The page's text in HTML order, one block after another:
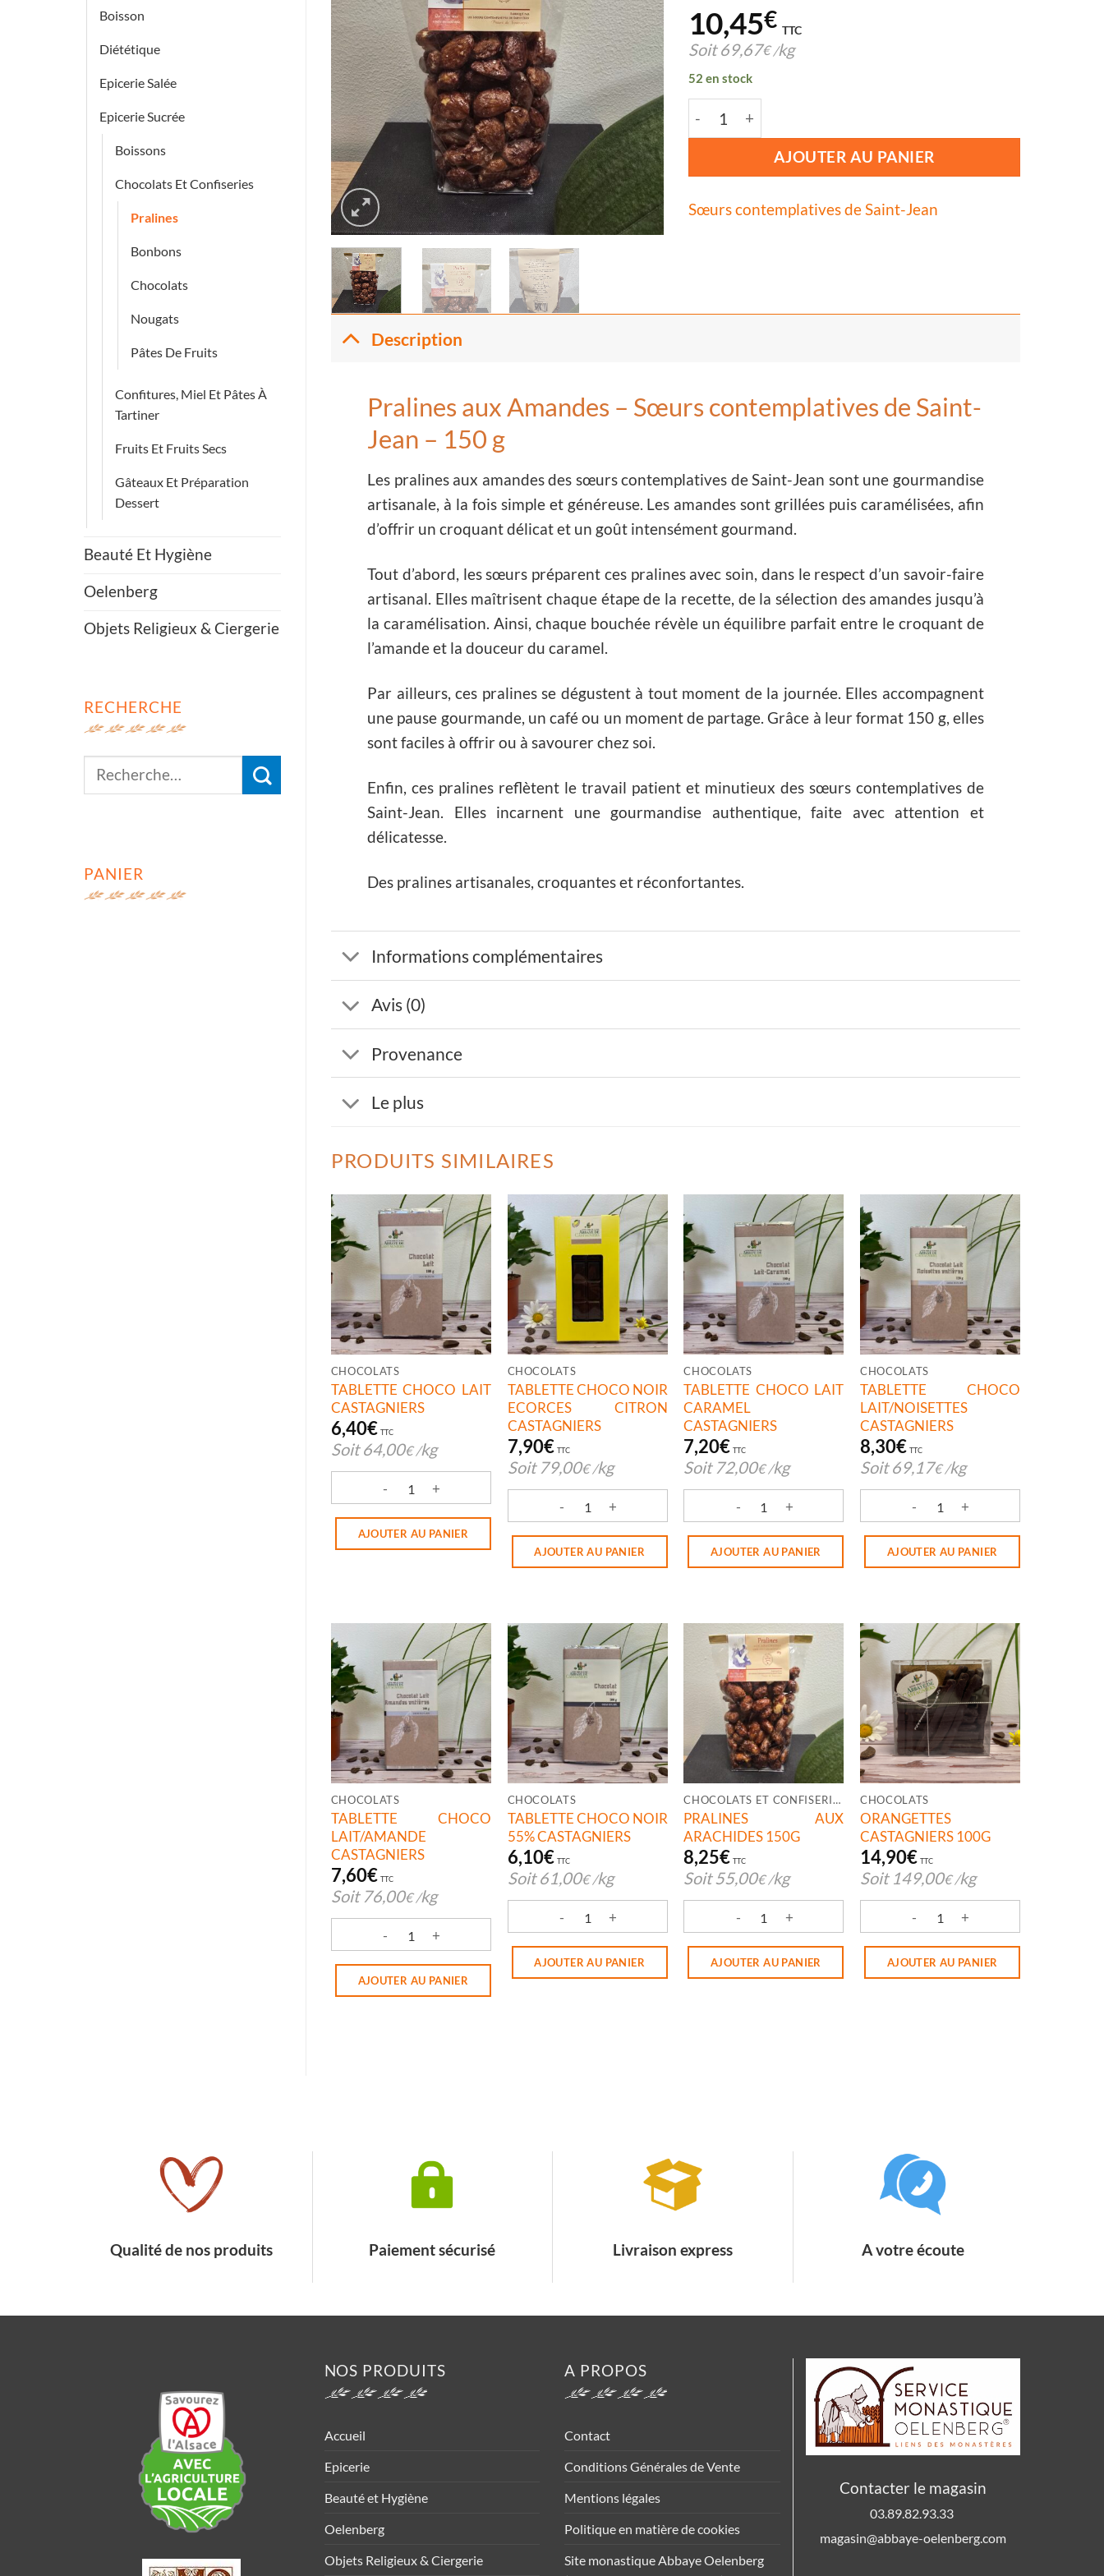
Boisson
Diététique
Epicerie Salée
Epicerie Sucrée
Boissons
Chocolats Et Confiseries
Pralines
Bonbons
Chocolats
Nougats
Pâtes De Fruits
Confitures, Miel Et Pâtes À
Tartiner
Fruits Et Fruits Secs
Gâteaux Et Préparation
Dessert
Beauté Et Hygiène
Oelenberg
Objets Religieux & Ciergerie
RECHERCHE
Recherche
PANIER
10,45€ TTC
Soit 69,67€ /kg
52 en stock
AJOUTER AU PANIER
Sœurs contemplatives de Saint-Jean
Description
Pralines aux Amandes – Sœurs contemplatives de Saint-
Jean – 150 g
Les pralines aux amandes des sœurs contemplatives de Saint-Jean sont une gourmandise
artisanale, à la fois simple et généreuse. Les amandes sont grillées puis caramélisées, afin
d’offrir un croquant délicat et un goût intensément gourmand.
Tout d’abord, les sœurs préparent ces pralines avec soin, dans le respect d’un savoir-faire
artisanal. Elles maîtrisent chaque étape de la recette, de la sélection des amandes jusqu’à
la caramélisation. Ainsi, chaque bouchée révèle un équilibre parfait entre le croquant de
l’amande et la douceur du caramel.
Par ailleurs, ces pralines se dégustent à tout moment de la journée. Elles accompagnent
une pause gourmande, un café ou un moment de partage. Grâce à leur format 150 g, elles
sont faciles à offrir ou à savourer chez soi.
Enfin, ces pralines reflètent le travail patient et minutieux des sœurs contemplatives de
Saint-Jean. Elles incarnent une gourmandise authentique, faite avec attention et
délicatesse.
Des pralines artisanales, croquantes et réconfortantes.
Informations complémentaires
Avis (0)
Provenance
Le plus
PRODUITS SIMILAIRES
CHOCOLATS
TABLETTE CHOCO LAIT
CASTAGNIERS
6,40€ TTC
Soit 64,00€ /kg
quantité de TABLETTE CHOCO LAIT CASTAGNIERS
AJOUTER AU PANIER
CHOCOLATS
TABLETTE CHOCO NOIR
ECORCES CITRON
CASTAGNIERS
7,90€ TTC
Soit 79,00€ /kg
quantité de TABLETTE CHOCO NOIR ECORCES CITRON CASTAGNIERS
AJOUTER AU PANIER
CHOCOLATS
TABLETTE CHOCO LAIT
CARAMEL
CASTAGNIERS
7,20€ TTC
Soit 72,00€ /kg
quantité de TABLETTE CHOCO LAIT CARAMEL CASTAGNIERS
AJOUTER AU PANIER
CHOCOLATS
TABLETTE CHOCO
LAIT/NOISETTES
CASTAGNIERS
8,30€ TTC
Soit 69,17€ /kg
quantité de TABLETTE CHOCO LAIT/
AJOUTER AU PANIER
CHOCOLATS
TABLETTE CHOCO
LAIT/AMANDE
CASTAGNIERS
7,60€ TTC
Soit 76,00€ /kg
quantité de TABLETTE CHOCO LAIT/AMANDE CASTAGNIERS
AJOUTER AU PANIER
CHOCOLATS
TABLETTE CHOCO NOIR
55% CASTAGNIERS
6,10€ TTC
Soit 61,00€ /kg
quantité de TABLETTE CHOCO NOIR 55% CASTAGNIERS
AJOUTER AU PANIER
CHOCOLATS ET CONFISERIES
PRALINES AUX
ARACHIDES 150G
8,25€ TTC
Soit55,00€ /kg
quantité de PRALINES AUX ARACHIDES 150G
AJOUTER AU PANIER
CHOCOLATS
ORANGETTES
CASTAGNIERS 100G
14,90€ TTC
Soit 149,00€ /kg
quantité de ORANGETTES
AJOUTER AU PANIER
Qualité de nos produits Paiement sécurisé Livraison express A votre écoute
NOS PRODUITS
Accueil
Epicerie
Beauté et Hygiène
Oelenberg
Objets Religieux & Ciergerie
A PROPOS
Contact
Conditions Générales de Vente
Mentions légales
Politique en matière de cookies
Site monastique Abbaye Oelenberg
Contacter le magasin
03.89.82.93.33
magasin@abbaye-oelenberg.com